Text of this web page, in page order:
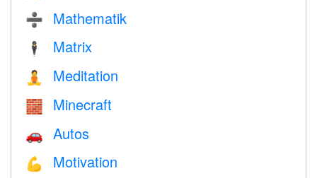
➗ Mathematik
🕴️ Matrix
🧘 Meditation
🧱 Minecraft
🚗 Autos
💪 Motivation